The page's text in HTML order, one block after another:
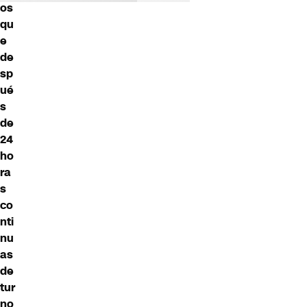
os
qu
e
de
sp
ué
s
de
24
ho
ra
s
co
nti
nu
as
de
tur
no